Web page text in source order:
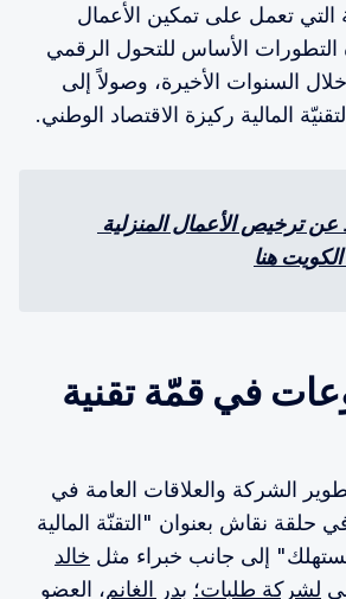
التي تعمل على تمكين الأعمال
التطورات الأساس للتحول الرقمي
السنوات الأخيرة، وصولاً إلى
المالية ركيزة الاقتصاد الوطني.
هنا
في قمّة تقنية
الشركة والعلاقات العامة في
نقاش بعنوان "التقنّة المالية
إلى جانب خبراء مثل خالد
لشركة طلبات؛ بدر الغانم، العضو